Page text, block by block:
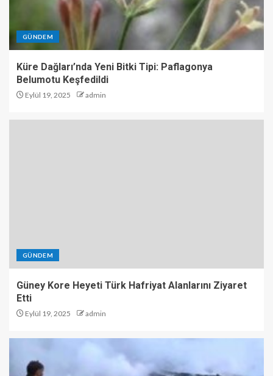
GÜNDEM
Küre Dağları’nda Yeni Bitki Tipi: Paflagonya
Belumotu Keşfedildi
Eylül 19, 2025 admin
GÜNDEM
Güney Kore Heyeti Türk Hafriyat Alanlarını Ziyaret
Etti
Eylül 19, 2025 admin